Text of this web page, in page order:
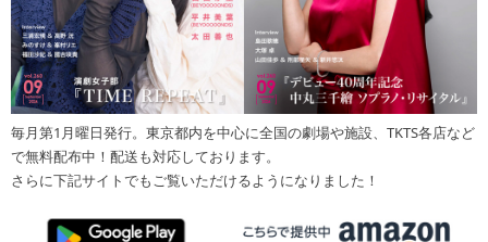
毎月第1月曜日発行。東京都内を中心に全国の劇場や施設、TKTS各店など
で無料配布中！配送も対応しております。
さらに下記サイトでもご覧いただけるようになりました！